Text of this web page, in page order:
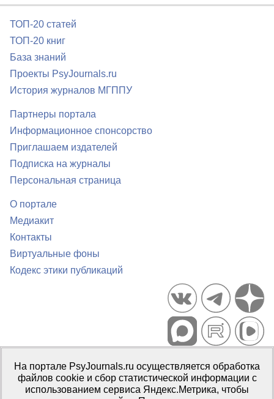
ТОП-20 статей
ТОП-20 книг
База знаний
Проекты PsyJournals.ru
История журналов МГППУ
Партнеры портала
Информационное спонсорство
Приглашаем издателей
Подписка на журналы
Персональная страница
О портале
Медиакит
Контакты
Виртуальные фоны
Кодекс этики публикаций
Портал психологических изданий PsyJournals.ru, 2007–2026
Правила использования материалов
Свидетельство регистрации СМИЭл № ФС77-66447 от 14 июля
На портале PsyJournals.ru осуществляется обработка
файлов cookie и сбор статистической информации с
использованием сервиса Яндекс.Метрика, чтобы